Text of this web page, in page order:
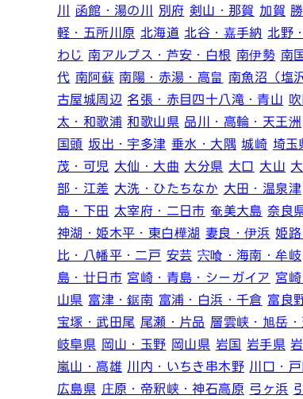
川
函館・湯の川 別府 剣山・那賀 加賀
軽・五所川原 北海道 北谷・嘉手納 北野
わじ 南アルプス・芦安・白根 南伊勢 南
代 南阿蘇 南陽・赤湯・高畠 南魚沼（塩
古屋城周辺 名張・赤目四十八滝・青山
太・和歌浦 和歌山県 品川・高輪・天王洲
国頭 坂出・宇多津 垂水・大隅 城崎 埼玉
茂・可児 大仙・大曲 大分県 大口 大山
部・江差 大洗・ひたちなか 大田・温泉津
島・下田 太宰府・二日市 奄美大島 奈良
神湖・姫木平・東白樺湖 妻良・伊浜 姫路
比・八幡平・二戸 安芸 宍喰・海南・牟岐
島・廿日市 宮崎・青島・シーガイア 宮
山県 富津・鋸南 富浦・白浜・千倉 富良
宝塚・武田尾 尾瀬・片品 層雲峡・旭岳・
岐阜県 岡山・玉野 岡山県 岩国 岩手県
嵐山・高雄 川内・いちき串木野 川口・
広島県 庄原・帝釈峡・神石高原 弓ヶ浜